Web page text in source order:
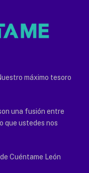
máximo tesoro
una fusión entre
que ustedes nos
Cuéntame León